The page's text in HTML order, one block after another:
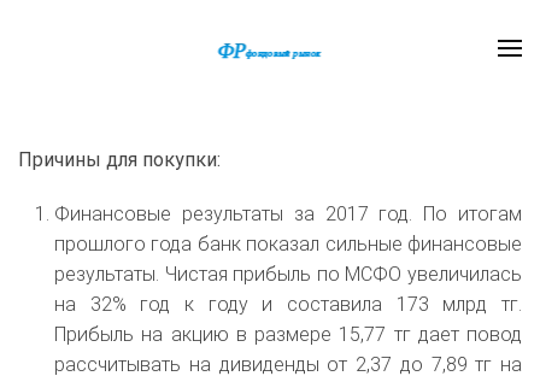
Причины для покупки:
Финансовые результаты за 2017 год. По итогам
прошлого года банк показал сильные финансовые
результаты. Чистая прибыль по МСФО увеличилась
на 32% год к году и составила 173 млрд тг.
Прибыль на акцию в размере 15,77 тг дает повод
рассчитывать на дивиденды от 2,37 до 7,89 тг на